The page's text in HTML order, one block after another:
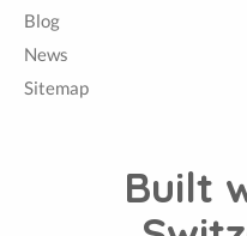
Blog
News
Sitemap
Built